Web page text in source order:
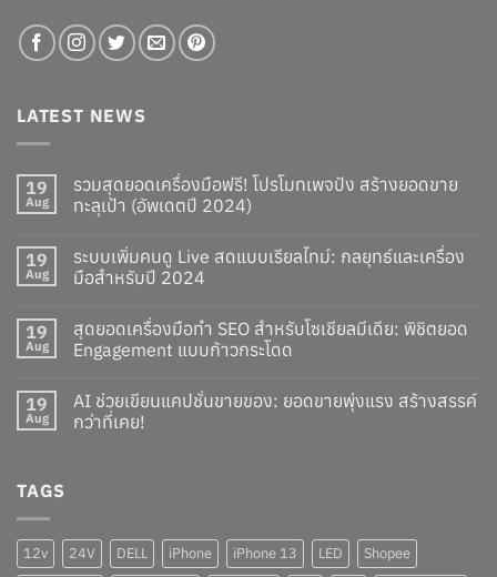
LATEST NEWS
19
Aug
รวมสุดยอดเครื่องมือฟรี! โปรโมทเพจปัง สร้างยอดขาย
ทะลุเป้า (อัพเดตปี 2024)
19
Aug
ระบบเพิ่มคนดู Live สดแบบเรียลไทม์: กลยุทธ์และเครื่อง
มือสำหรับปี 2024
19
Aug
สุดยอดเครื่องมือทำ SEO สำหรับโซเชียลมีเดีย: พิชิตยอด
Engagement แบบก้าวกระโดด
19
Aug
AI ช่วยเขียนแคปชั่นขายของ: ยอดขายพุ่งแรง สร้างสรรค์
กว่าที่เคย!
TAGS
12v 24V DELL iPhone iPhone 13 LED
Shopee